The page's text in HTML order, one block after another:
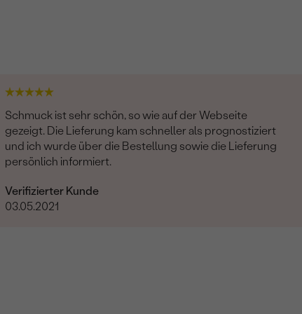
Natürlich
Schmuck ist sehr schön, so wie auf der Webseite
gezeigt. Die Lieferung kam schneller als prognostiziert
und ich wurde über die Bestellung sowie die Lieferung
persönlich informiert.
Verifizierter Kunde
03.05.2021